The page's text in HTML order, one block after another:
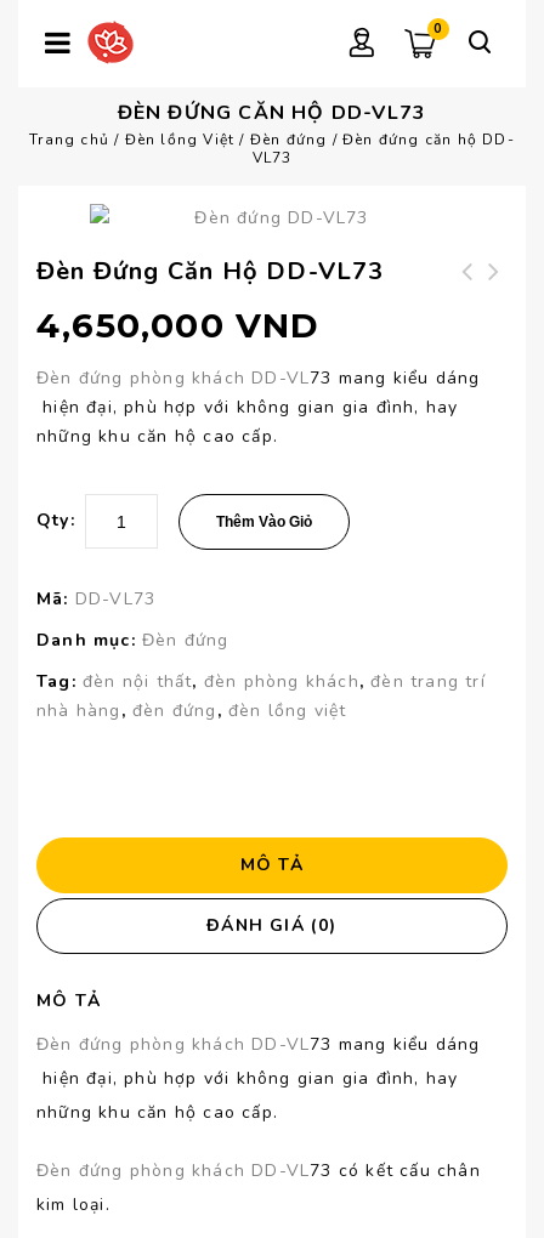
0
ĐÈN ĐỨNG CĂN HỘ DD-VL73
Trang chủ / Đèn lồng Việt / Đèn đứng /Đèn đứng căn hộ DD-
VL73
Đèn Đứng Căn Hộ DD-VL73
4,650,000 VND
Đèn đứng phòng khách DD-VL73 mang kiểu dáng
hiện đại, phù hợp với không gian gia đình, hay
những khu căn hộ cao cấp.
Qty: Thêm Vào Giỏ
Mã: DD-VL73
Danh mục: Đèn đứng
Tag: đèn nội thất, đèn phòng khách,đèn trang trí
nhà hàng ,đèn đứng ,đèn lồng việt
MÔ TẢ
ĐÁNH GIÁ (0)
MÔ TẢ
Đèn đứng phòng khách DD-VL73 mang kiểu dáng
hiện đại, phù hợp với không gian gia đình, hay
những khu căn hộ cao cấp.
Đèn đứng phòng khách DD-VL73 có kết cấu chân
kim loại.